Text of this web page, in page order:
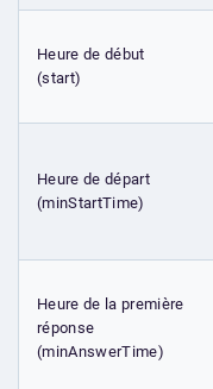
Heure de début
(start)
Heure de départ
(minStartTime)
Heure de la première
réponse
(minAnswerTime)